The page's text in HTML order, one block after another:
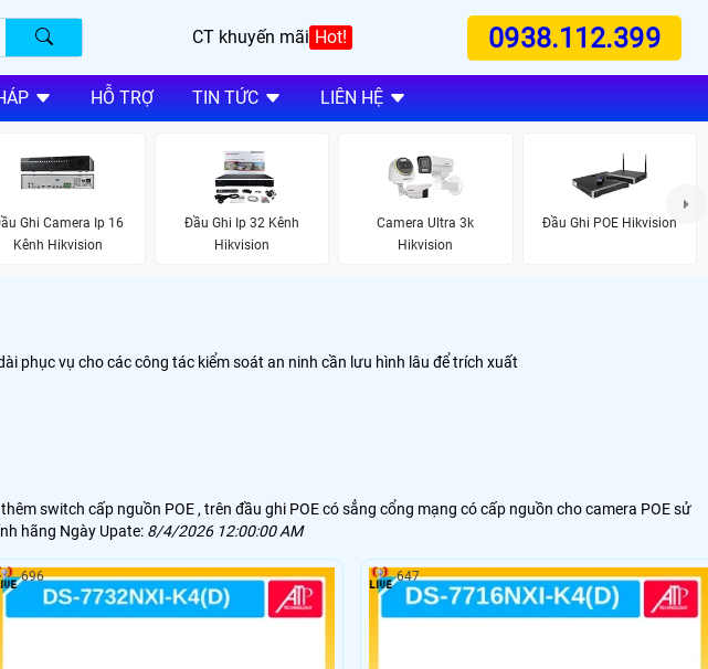
CT khuyến mãi Hot! 0938.112.399
HỖ TRỢ TIN TỨC LIÊN HỆ
Ghi Camera Ip 16
Kênh Hikvision
Đầu Ghi Ip 32 Kênh
Hikvision
Camera Ultra 3k
Hikvision
Đầu Ghi POE Hikvision
phục vụ cho các công tác kiểm soát an ninh cần lưu hình lâu để trích xuất
switch cấp nguồn POE , trên đầu ghi POE có sẳng cổng mạng có cấp nguồn cho camera POE sử
hãng Ngày Upate: 8/4/2026 12:00:00 AM
696 647